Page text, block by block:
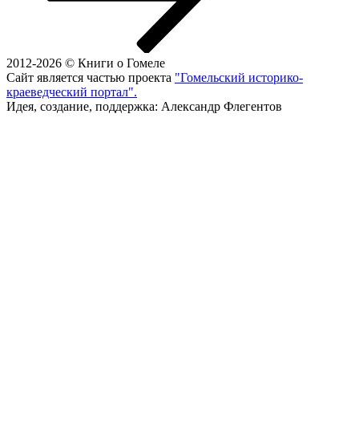
2012-2026 © Книги о Гомеле
Сайт является частью проекта "Гомельский историко-
краеведческий портал".
Идея, создание, поддержка: Александр Флегентов